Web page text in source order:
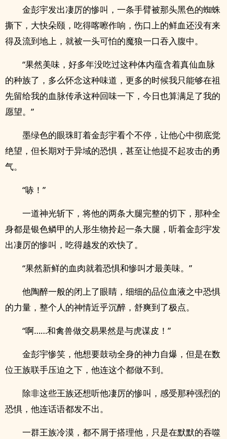
金彭宇发出凄厉的惨叫，一条手臂被那头黑色的蜘蛛
撕下，大快朵颐，吃得喀嚓作响，伤口上的鲜血还没有来
得及流到地上，就被一头可怕的魔狼一口吞入腹中。
“果然美味，好多年没吃过这种体内蕴含着真仙血脉
的种族了，多么怀念这种味道，更多的时候我只能够在祖
先留给我的血脉传承这种回味一下，今日也算满足了我的
愿望。”
墨绿色的眼珠盯着金彭宇看个不停，让他心中彻底觉
绝望，但长期对于异域的恐惧，甚至让他提不起攻击的勇
气。
“哧！”
一道神光斩下，将他的两条大腿完整的切下，那种全
身都是银色鳞甲的人形生物拎起一条大腿，听着金彭宇发
出凄厉的惨叫，吃得越发的欢快了。
“果然新鲜的血肉就着恐惧和惨叫才最美味。”
他陶醉一般的闭上了眼睛，细细的品位血液之中恐惧
的力量，整个人的神情近乎沉醉，舒爽到了极点。
“啊……和禽兽做交易果然是与虎谋皮！”
金彭宇惨笑，他想要鼓动全身的神力自爆，但是在数
位王族联手压迫之下，他连这个都做不到。
除非这些王族还想听他凄厉的惨叫，感受那种强烈的
恐惧，他连话语都发不出。
一群王族冷漠，都不屑于搭理他，只是在默默的吞噬